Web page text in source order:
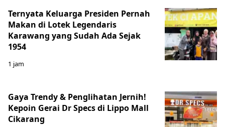
Ternyata Keluarga Presiden Pernah
Makan di Lotek Legendaris
Karawang yang Sudah Ada Sejak
1954
1 jam
Gaya Trendy & Penglihatan Jernih!
Kepoin Gerai Dr Specs di Lippo Mall
Cikarang